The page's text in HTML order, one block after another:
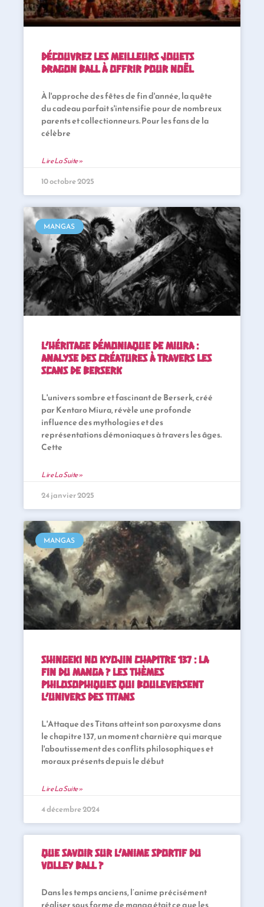
Découvrez les meilleurs jouets
Dragon Ball à offrir pour Noël
À l'approche des fêtes de fin d'année, la quête
du cadeau parfait s'intensifie pour de nombreux
parents et collectionneurs. Pour les fans de la
célèbre
Lire La Suite »
10 octobre 2025
MANGAS
L’héritage démoniaque de Miura :
analyse des créatures à travers les
scans de Berserk
L'univers sombre et fascinant de Berserk, créé
par Kentaro Miura, révèle une profonde
influence des mythologies et des
représentations démoniaques à travers les âges.
Cette
Lire La Suite »
24 janvier 2025
MANGAS
Shingeki no Kyojin Chapitre 137 : La
Fin du Manga ? Les thèmes
philosophiques qui bouleversent
l’univers des Titans
L'Attaque des Titans atteint son paroxysme dans
le chapitre 137, un moment charnière qui marque
l'aboutissement des conflits philosophiques et
moraux présents depuis le début
Lire La Suite »
4 décembre 2024
Que savoir sur l’anime sportif du
volley ball ?
Dans les temps anciens, l’anime précisément